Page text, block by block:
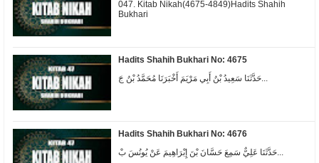
047. Kitab Nikah(4675-4849)Hadits Shahih
Bukhari
Hadits Shahih Bukhari No: 4675
حَدَّثَنَا سَعِيدُ بْنُ أَبِي مَرْيَمَ أَخْبَرَنَا مُحَمَّدُ بْنُ جَ...
Hadits Shahih Bukhari No: 4676
حَدَّثَنَا عَلِيٌّ سَمِعَ حَسَّانَ بْنَ إِبْرَاهِيمَ عَنْ يُونُسَ بْ...